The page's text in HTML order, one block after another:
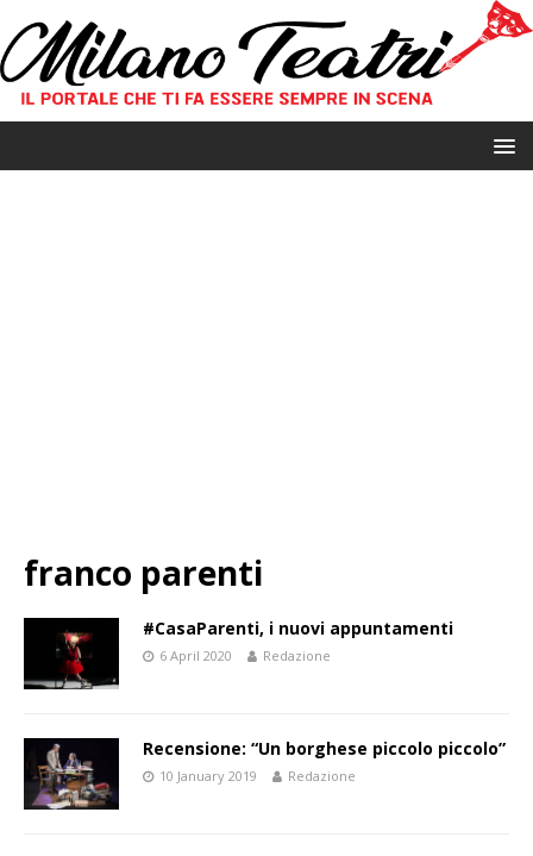
franco parenti
#CasaParenti, i nuovi appuntamenti
6 April 2020 Redazione
Recensione: “Un borghese piccolo piccolo”
10 January 2019 Redazione